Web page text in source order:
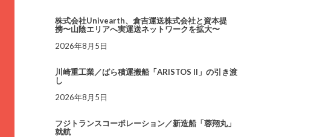
株式会社Univearth、倉吉運送株式会社と資本提
携〜山陰エリアへ実運送ネットワークを拡大〜
2026年8月5日
川崎重工業／ばら積運搬船「ARISTOS II」の引き渡
し
2026年8月5日
フジトランスコーポレーション／新造船「蓉翔丸」
就航